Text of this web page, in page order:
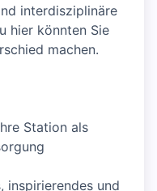
interdisziplinäre
hier könnten Sie
machen.
Station als
inspirierendes und